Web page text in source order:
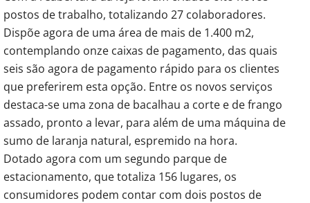
postos de trabalho, totalizando 27 colaboradores.
Dispõe agora de uma área de mais de 1.400 m2,
contemplando onze caixas de pagamento, das quais
seis são agora de pagamento rápido para os clientes
que preferirem esta opção. Entre os novos serviços
destaca-se uma zona de bacalhau a corte e de frango
assado, pronto a levar, para além de uma máquina de
sumo de laranja natural, espremido na hora.
Dotado agora com um segundo parque de
estacionamento, que totaliza 156 lugares, os
consumidores podem contar com dois postos de